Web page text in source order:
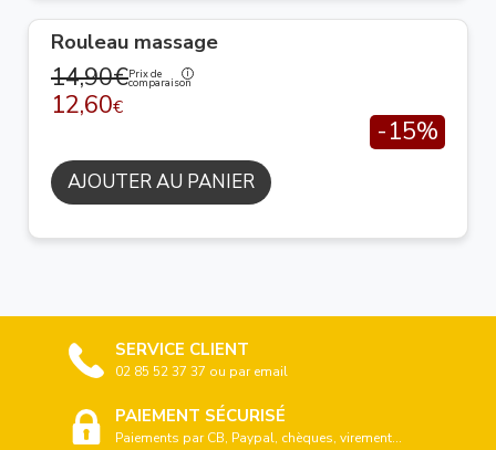
Rouleau massage
14,90€Prix de
comparaison
12,60€
-15%
AJOUTER AU PANIER
SERVICE CLIENT
02 85 52 37 37 ou par email
PAIEMENT SÉCURISÉ
Paiements par CB, Paypal, chèques, virement...